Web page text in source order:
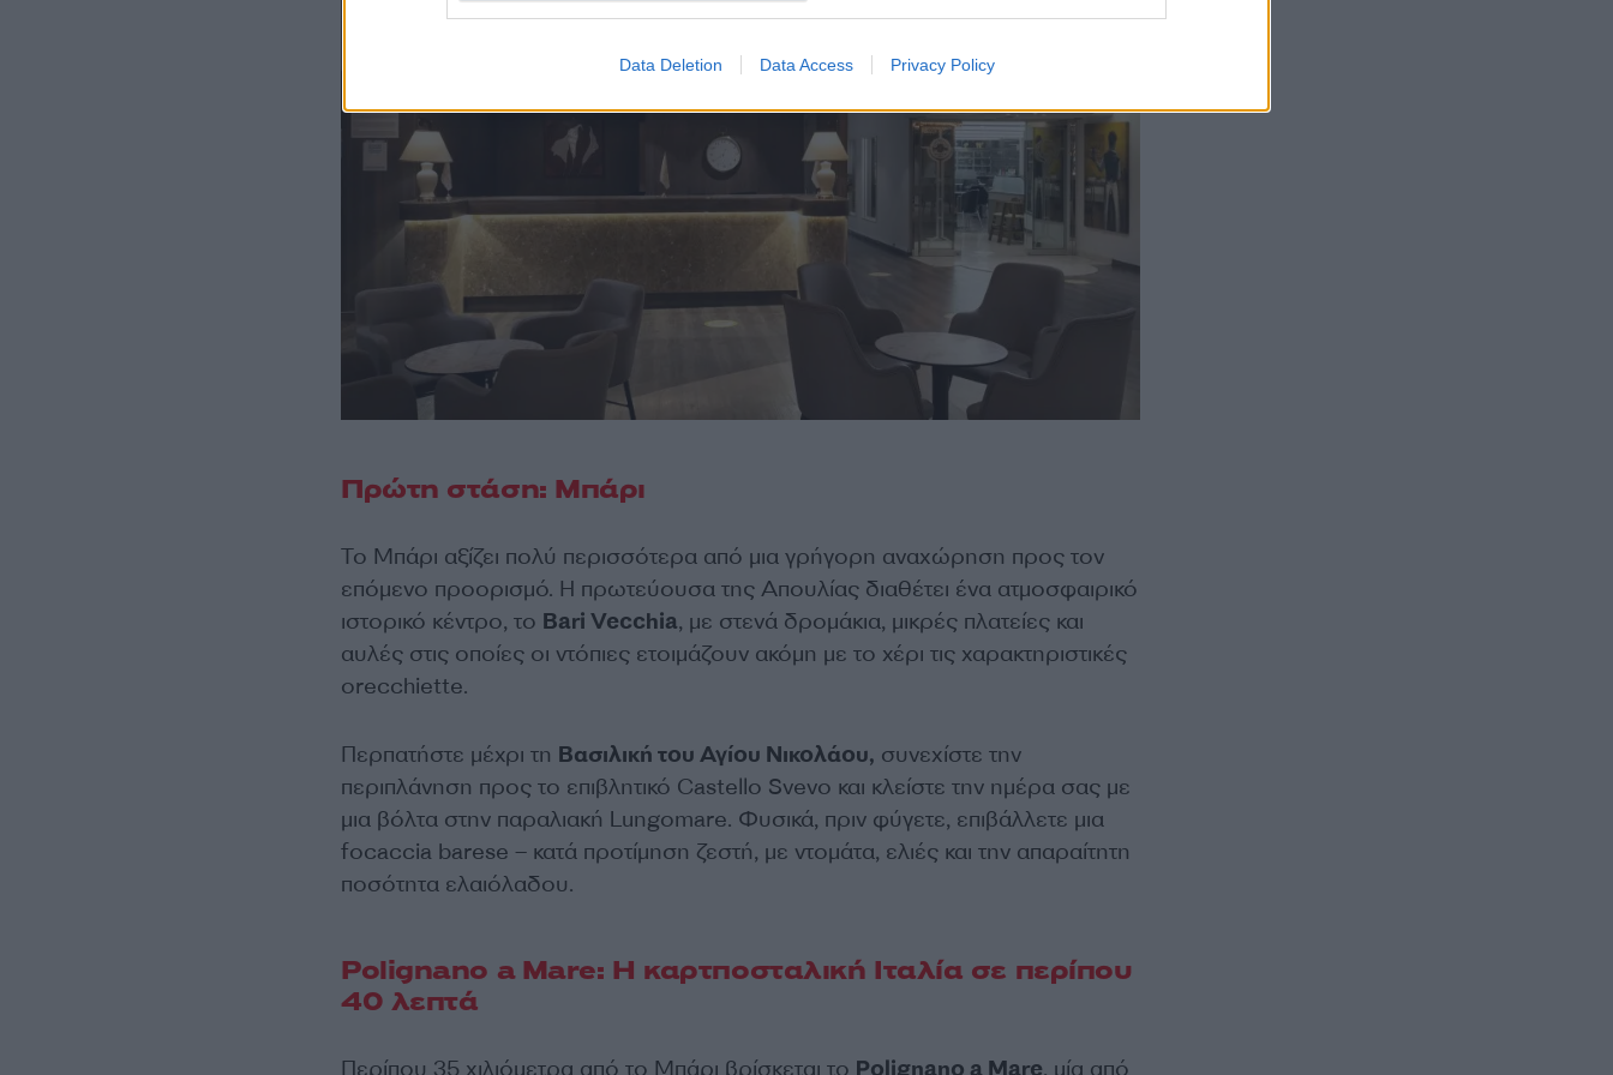
Data Deletion Data Access Privacy Policy
Πρώτη στάση: Μπάρι
Το Μπάρι αξίζει πολύ περισσότερα από μια γρήγορη αναχώρηση προς τον
επόμενο προορισμό. Η πρωτεύουσα της Απουλίας διαθέτει ένα ατμοσφαιρικό
ιστορικό κέντρο, το Bari Vecchia, με στενά δρομάκια, μικρές πλατείες και
αυλές στις οποίες οι ντόπιες ετοιμάζουν ακόμη με το χέρι τις χαρακτηριστικές
orecchiette.
Περπατήστε μέχρι τη Βασιλική του Αγίου Νικολάου, συνεχίστε την
περιπλάνηση προς το επιβλητικό Castello Svevo και κλείστε την ημέρα σας με
μια βόλτα στην παραλιακή Lungomare. Φυσικά, πριν φύγετε, επιβάλλετε μια
focaccia barese – κατά προτίμηση ζεστή, με ντομάτα, ελιές και την απαραίτητη
ποσότητα ελαιόλαδου.
Polignano a Mare: Η καρτποσταλική Ιταλία σε περίπου
40 λεπτά